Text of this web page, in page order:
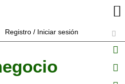
Registro / Iniciar sesión